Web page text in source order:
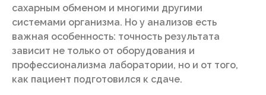
сахарным обменом и многими другими
системами организма. Но у анализов есть
важная особенность: точность результата
зависит не только от оборудования и
профессионализма лаборатории, но и от того,
как пациент подготовился к сдаче.